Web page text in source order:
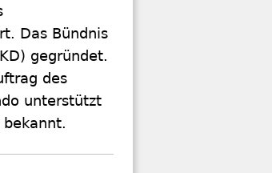
Das Bündnis
gegründet.
des
unterstützt